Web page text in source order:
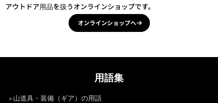
アウトドア用品を扱うオンラインショップです。
オンラインショップへ
用語集
山道具・装備（ギア）の用語